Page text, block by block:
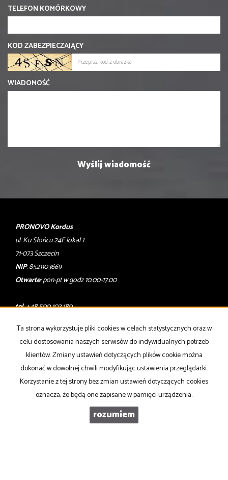
TELEFON KOMÓRKOWY
KOD ZABEZPIECZAJĄCY
WIADOMOŚĆ
PRONOVO Kordus
ul. Ku Słońcu 24F lokal 1
71-073 Szczecin
NIP: 8521103669
Otwarte: pon-pt w godz 10.00-17.00
tel. +48 500 103 180
Mieszkaniana wynajem
Domy
Działkina wynajem
Lokalena wynajem
Halena wynajem
Obiektyna wynajem
adresowo.pl
na sprzedaż
Ta strona wykorzystuje pliki cookies w celach statystycznych oraz w
celu dostosowania naszych serwisów do indywidualnych potrzeb
klientów. Zmiany ustawień dotyczących plików cookie można
dokonać w dowolnej chwili modyfikując ustawienia przeglądarki.
Korzystanie z tej strony bez zmian ustawień dotyczących cookies
oznacza, że będą one zapisane w pamięci urządzenia.
rozumiem